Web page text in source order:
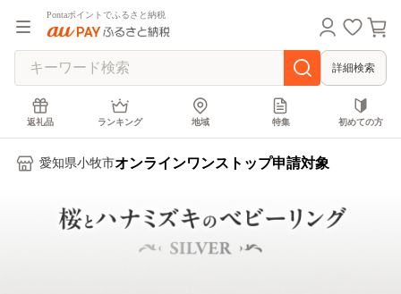
Pontaポイントでふるさと納税
詳細検索
返礼品 ランキング 地域 特集 初めての方
愛知県小牧市オンラインワンストップ申請対象